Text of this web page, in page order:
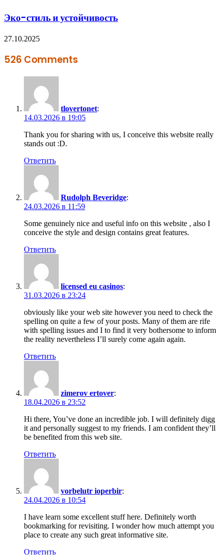
Эко-стиль и устойчивость
27.10.2025
526 Comments
tlovertonet:
14.03.2026 в 19:05
Thank you for sharing with us, I conceive this website really
stands out :D.
Ответить
Rudolph Beveridge:
24.03.2026 в 11:59
Some genuinely nice and useful info on this website , also I
conceive the style and design contains great features.
Ответить
licensed eu casinos:
31.03.2026 в 23:24
obviously like your web site however you need to check the
spelling on quite a few of your posts. Many of them are rife
with spelling issues and I to find it very bothersome to inform
the reality nevertheless I’ll surely come again again.
Ответить
zimerov ertover:
18.04.2026 в 23:52
Hi there, You’ve done an incredible job. I will definitely digg
it and personally suggest to my friends. I am confident they’ll
be benefited from this web site.
Ответить
vorbelutr ioperbir:
24.04.2026 в 10:54
I have learn some excellent stuff here. Definitely worth
bookmarking for revisiting. I wonder how much attempt you
place to create any such great informative site.
Ответить